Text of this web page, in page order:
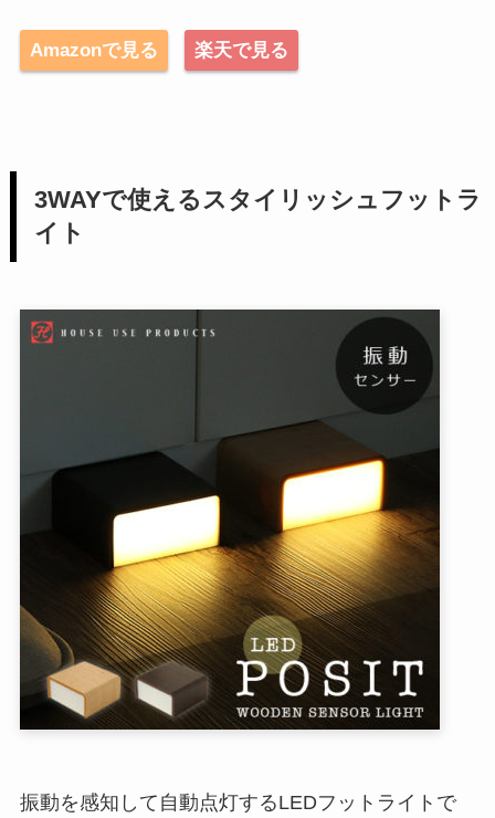
Amazonで見る 楽天で見る
3WAYで使えるスタイリッシュフットラ
イト
振動を感知して自動点灯するLEDフットライトで